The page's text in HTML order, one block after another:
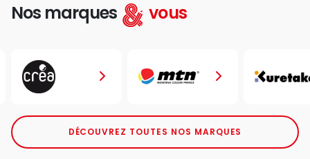
Nos marques vous
DÉCOUVREZ TOUTES NOS MARQUES